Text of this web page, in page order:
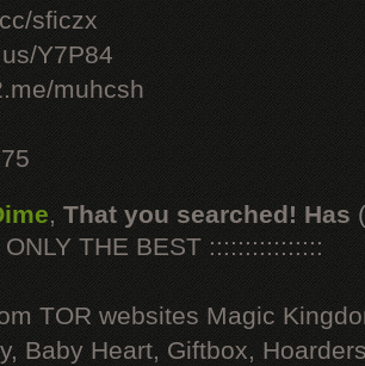
sficzx
Y7P84
muhcsh
, That you searched! Has
THE BEST ::::::::::::::::
TOR websites Magic
Baby Heart, Giftbox,